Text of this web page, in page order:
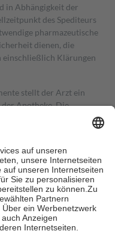
in Abhängigkeit der
des Spediteurs
pharmazeutische
dienen, die
Klärungen
stellt der Arzt ein
Apotheke. Die
in der Regel die
Teil davon als Zuzahlung
in Höhe von zehn
jedochfünf Euround
als die tatsächlichen
für Online-Apotheken.
beträgt die